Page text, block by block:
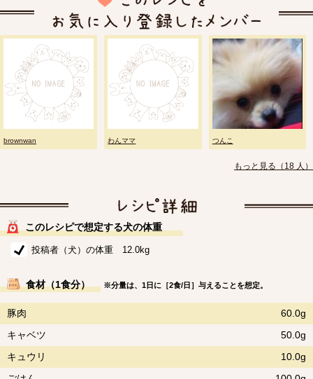
brownwan わんママ つんこ
もっと見る（18 人）
このレシピで想定する犬の体重
投稿者（犬）の体重 12.0kg
食材（1食分） ※分量は、1日に［2食/日］与えることを想定。
豚肉
60.0g
キャベツ
50.0g
キュウリ
10.0g